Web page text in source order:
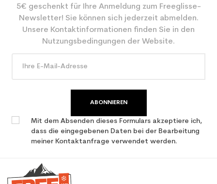
Farbe Weiß
Benutzer - Konfigurator ein Mann
CO2-Einsparungen für
3.9
verwendet Ski
5€ geschenkt für Ihre Anmeldung zum Freeglisse-
Newsletter! Sie können sich jederzeit abmelden.
Unsere Kontaktinformationen finden Sie in den
Nutzungsbedingungen der Website.
ABONNIEREN
Mit dem Absenden dieses Formulars akzeptiere ich,
dass die eingegebenen Daten bei der Bearbeitung
meiner Kontaktanfrage verwendet werden.